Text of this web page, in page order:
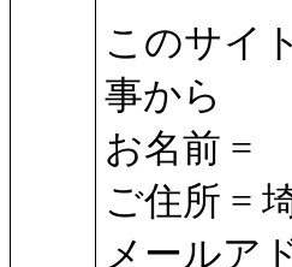
このサイ
事から
お名前 =
ご住所 =
メールア